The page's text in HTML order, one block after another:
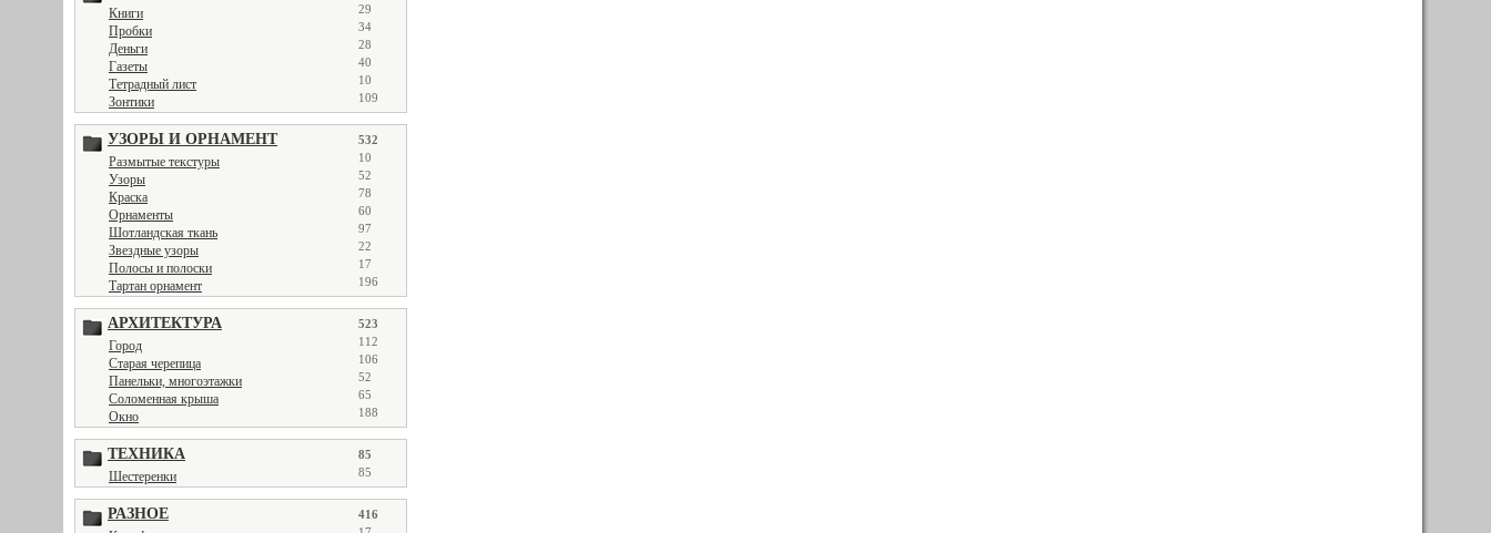
Книги 29
Пробки 34
Деньги 28
Газеты 40
Тетрадный лист 10
Зонтики 109
УЗОРЫ И ОРНАМЕНТ 532
Размытые текстуры 10
Узоры 52
Краска 78
Орнаменты 60
Шотландская ткань 97
Звездные узоры 22
Полосы и полоски 17
Тартан орнамент 196
АРХИТЕКТУРА 523
Город 112
Старая черепица 106
Панельки, многоэтажки 52
Соломенная крыша 65
Окно 188
ТЕХНИКА 85
Шестеренки 85
РАЗНОЕ 416